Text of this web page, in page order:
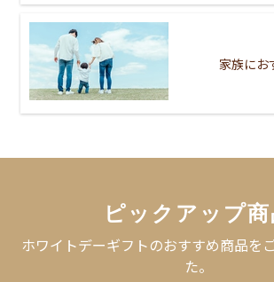
家族にお
ピックアップ商
ホワイトデーギフトのおすすめ商品を
た。